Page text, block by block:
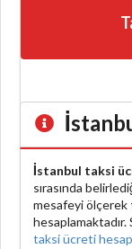
İstanbul taksi
sırasında
mesafeyi ölçerek
taksi ücreti